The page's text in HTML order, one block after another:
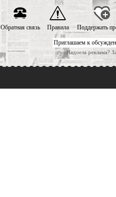
Приглашаем к
Надоела реклама?
Обратная связь Правила Поддержать